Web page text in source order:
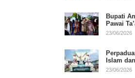
Bupati
Pawai
XXXI
23/06/2026
Islam
Warnai
23/06/2026